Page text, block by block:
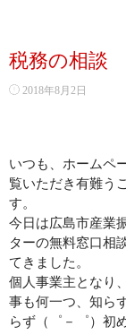
高圧ジェットフ
初回限定 ヒト
初回限定 日焼
腸活
BODY
税務の相談
2018年8月2日
いつも、ホームペ
覧いただき有難う
す。
今日は広島市産業
ターの無料窓口相
てきました。
個人事業主となり
事も何一つ、知ら
らず（゜－゜）初